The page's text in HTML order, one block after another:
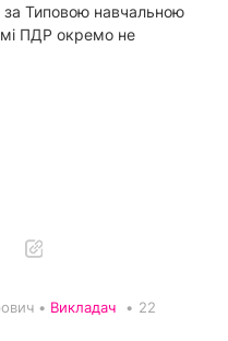
за Типовою навчальною
ПДР окремо не
• Викладач • 22